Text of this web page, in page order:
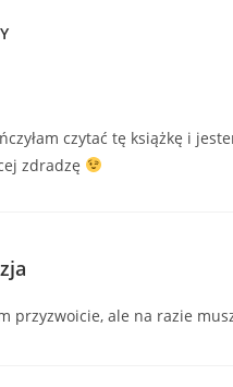
czytać tę książkę i
zdradzę
przyzwoicie, ale na razie